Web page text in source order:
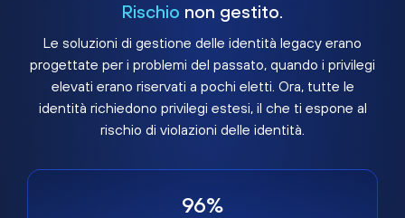
Rischio non gestito.
Le soluzioni di gestione delle identità legacy erano
progettate per i problemi del passato, quando i privilegi
elevati erano riservati a pochi eletti. Ora, tutte le
identità richiedono privilegi estesi, il che ti espone al
rischio di violazioni delle identità.
96%